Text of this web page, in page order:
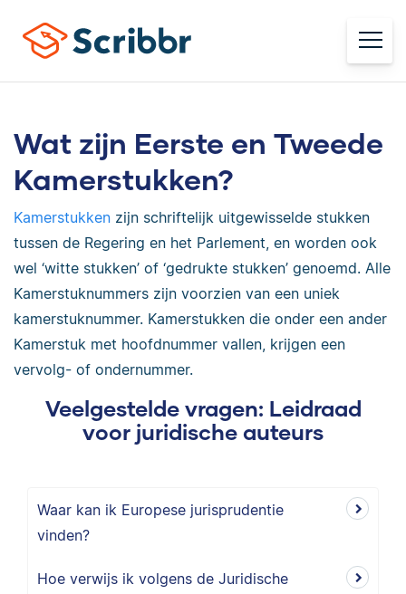
Wat zijn Eerste en Tweede
Kamerstukken?
Kamerstukken zijn schriftelijk uitgewisselde stukken
tussen de Regering en het Parlement, en worden ook
wel ‘witte stukken’ of ‘gedrukte stukken’ genoemd. Alle
Kamerstuknummers zijn voorzien van een uniek
kamerstuknummer. Kamerstukken die onder een ander
Kamerstuk met hoofdnummer vallen, krijgen een
vervolg- of ondernummer.
Veelgestelde vragen: Leidraad
voor juridische auteurs
Waar kan ik Europese jurisprudentie
vinden?
Hoe verwijs ik volgens de Juridische